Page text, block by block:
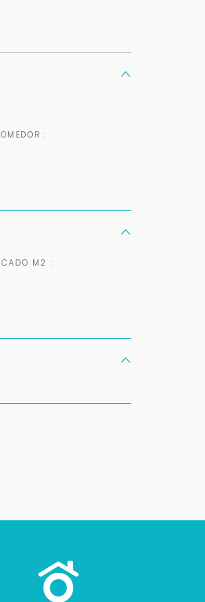
:
M2 :
responderte mejor y más rápido.